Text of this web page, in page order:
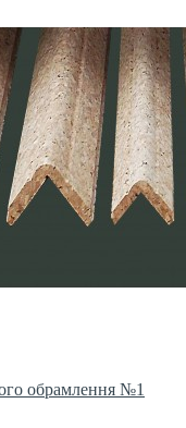
обрамлення №1